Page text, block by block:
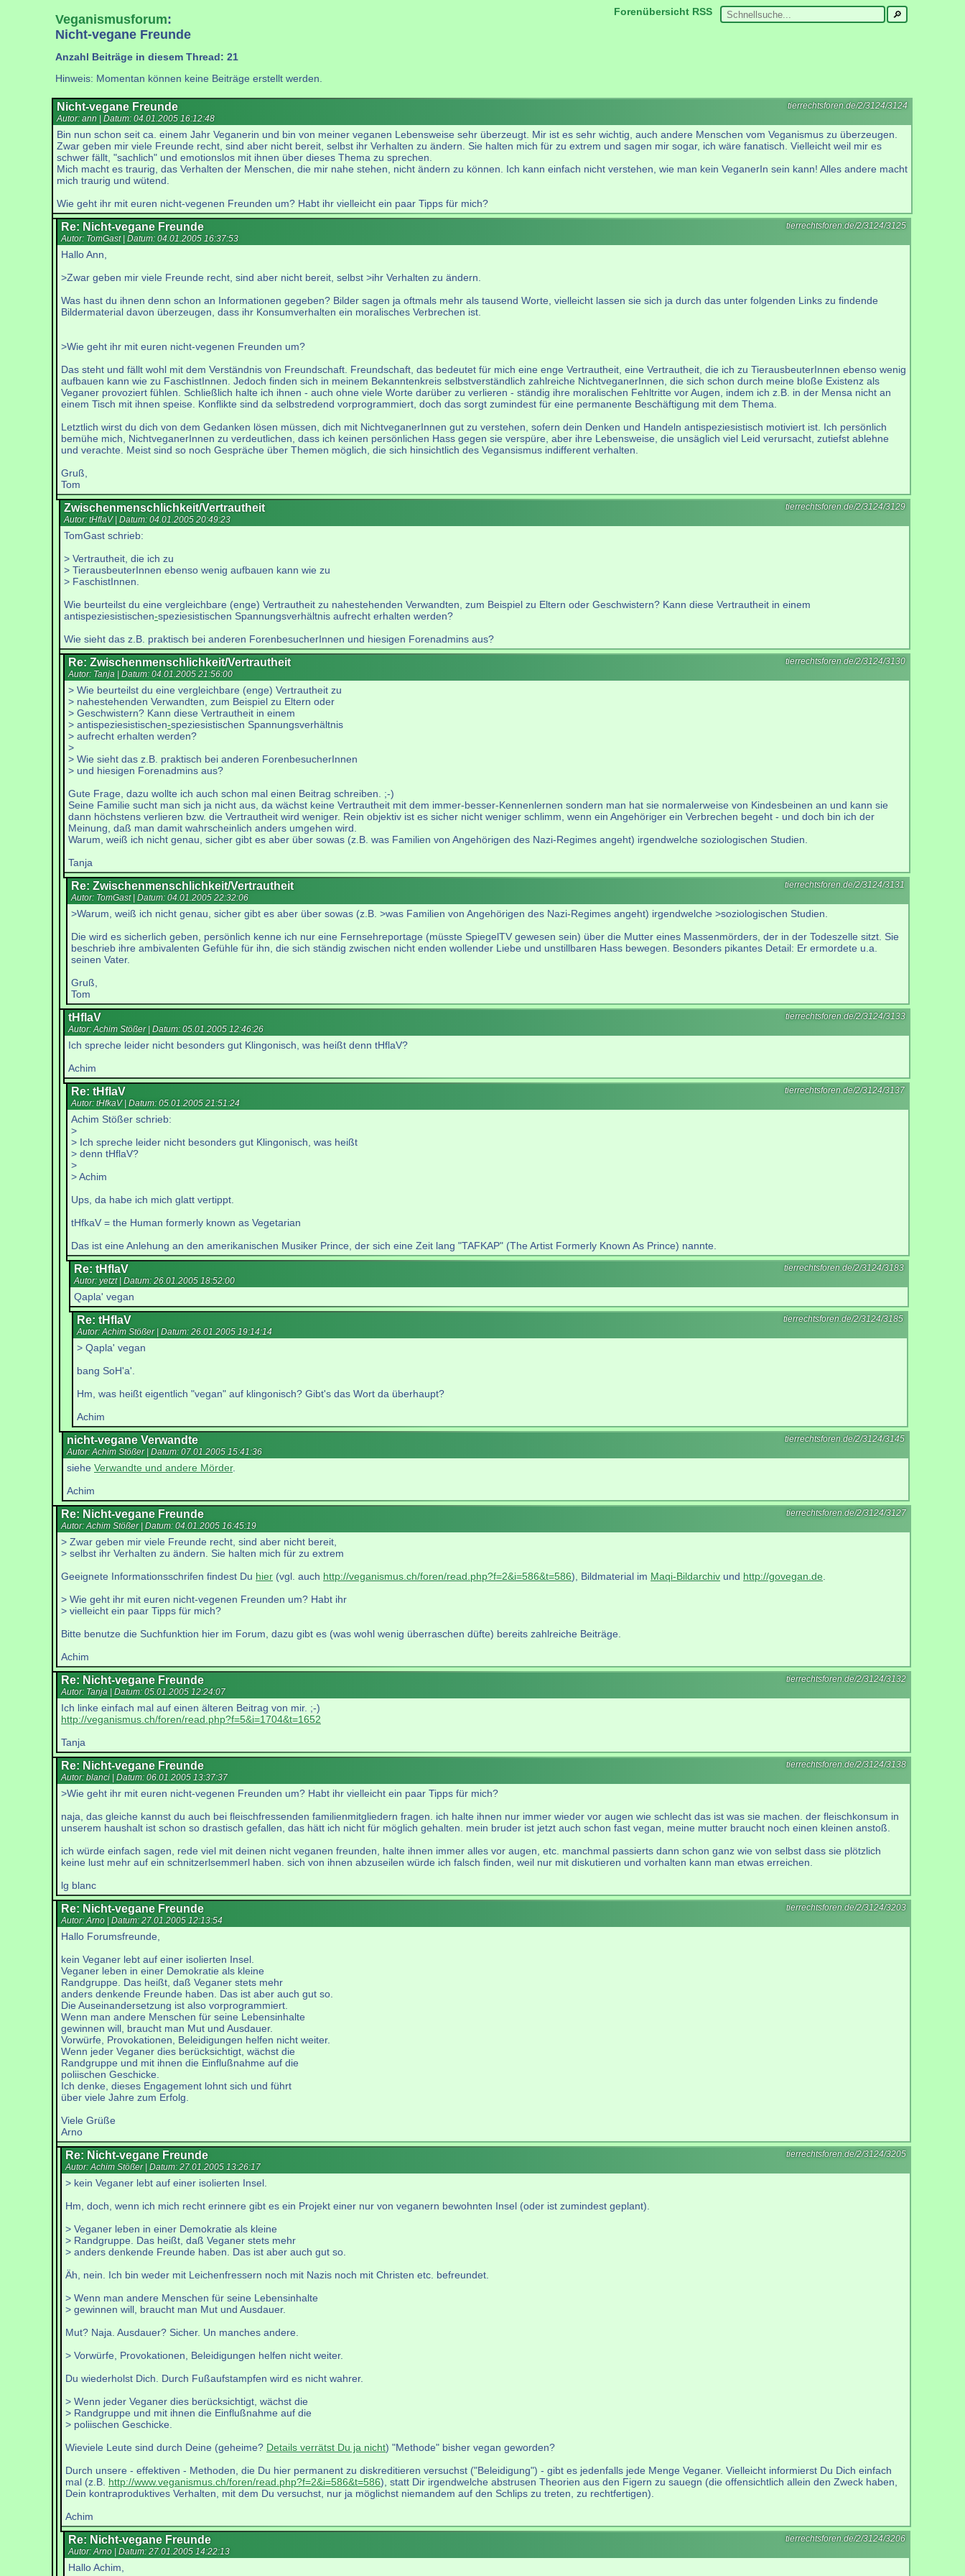
Forenübersicht RSS
Veganismusforum:
Nicht-vegane Freunde
Anzahl Beiträge in diesem Thread: 21
Hinweis: Momentan können keine Beiträge erstellt werden.
tierrechtsforen.de/2/3124/3124
Nicht-vegane Freunde
Autor: ann | Datum: 04.01.2005 16:12:48
Bin nun schon seit ca. einem Jahr Veganerin und bin von meiner veganen Lebensweise sehr überzeugt. Mir ist es sehr wichtig, auch andere Menschen vom Veganismus zu überzeugen.
Zwar geben mir viele Freunde recht, sind aber nicht bereit, selbst ihr Verhalten zu ändern. Sie halten mich für zu extrem und sagen mir sogar, ich wäre fanatisch. Vielleicht weil mir es
schwer fällt, "sachlich" und emotionslos mit ihnen über dieses Thema zu sprechen.
Mich macht es traurig, das Verhalten der Menschen, die mir nahe stehen, nicht ändern zu können. Ich kann einfach nicht verstehen, wie man kein VeganerIn sein kann! Alles andere macht
mich traurig und wütend.
Wie geht ihr mit euren nicht-vegenen Freunden um? Habt ihr vielleicht ein paar Tipps für mich?
tierrechtsforen.de/2/3124/3125
Re: Nicht-vegane Freunde
Autor: TomGast | Datum: 04.01.2005 16:37:53
Hallo Ann,
>Zwar geben mir viele Freunde recht, sind aber nicht bereit, selbst >ihr Verhalten zu ändern.
Was hast du ihnen denn schon an Informationen gegeben? Bilder sagen ja oftmals mehr als tausend Worte, vielleicht lassen sie sich ja durch das unter folgenden Links zu findende
Bildermaterial davon überzeugen, dass ihr Konsumverhalten ein moralisches Verbrechen ist.
>Wie geht ihr mit euren nicht-vegenen Freunden um?
Das steht und fällt wohl mit dem Verständnis von Freundschaft. Freundschaft, das bedeutet für mich eine enge Vertrautheit, eine Vertrautheit, die ich zu TierausbeuterInnen ebenso wenig
aufbauen kann wie zu FaschistInnen. Jedoch finden sich in meinem Bekanntenkreis selbstverständlich zahlreiche NichtveganerInnen, die sich schon durch meine bloße Existenz als
Veganer provoziert fühlen. Schließlich halte ich ihnen - auch ohne viele Worte darüber zu verlieren - ständig ihre moralischen Fehltritte vor Augen, indem ich z.B. in der Mensa nicht an
einem Tisch mit ihnen speise. Konflikte sind da selbstredend vorprogrammiert, doch das sorgt zumindest für eine permanente Beschäftigung mit dem Thema.
Letztlich wirst du dich von dem Gedanken lösen müssen, dich mit NichtveganerInnen gut zu verstehen, sofern dein Denken und Handeln antispeziesistisch motiviert ist. Ich persönlich
bemühe mich, NichtveganerInnen zu verdeutlichen, dass ich keinen persönlichen Hass gegen sie verspüre, aber ihre Lebensweise, die unsäglich viel Leid verursacht, zutiefst ablehne
und verachte. Meist sind so noch Gespräche über Themen möglich, die sich hinsichtlich des Vegansismus indifferent verhalten.
Gruß,
Tom
tierrechtsforen.de/2/3124/3129
Zwischenmenschlichkeit/Vertrautheit
Autor: tHflaV | Datum: 04.01.2005 20:49:23
TomGast schrieb:
> Vertrautheit, die ich zu
> TierausbeuterInnen ebenso wenig aufbauen kann wie zu
> FaschistInnen.
Wie beurteilst du eine vergleichbare (enge) Vertrautheit zu nahestehenden Verwandten, zum Beispiel zu Eltern oder Geschwistern? Kann diese Vertrautheit in einem
antispeziesistischen-speziesistischen Spannungsverhältnis aufrecht erhalten werden?
Wie sieht das z.B. praktisch bei anderen ForenbesucherInnen und hiesigen Forenadmins aus?
tierrechtsforen.de/2/3124/3130
Re: Zwischenmenschlichkeit/Vertrautheit
Autor: Tanja | Datum: 04.01.2005 21:56:00
> Wie beurteilst du eine vergleichbare (enge) Vertrautheit zu
> nahestehenden Verwandten, zum Beispiel zu Eltern oder
> Geschwistern? Kann diese Vertrautheit in einem
> antispeziesistischen-speziesistischen Spannungsverhältnis
> aufrecht erhalten werden?
>
> Wie sieht das z.B. praktisch bei anderen ForenbesucherInnen
> und hiesigen Forenadmins aus?
Gute Frage, dazu wollte ich auch schon mal einen Beitrag schreiben. ;-)
Seine Familie sucht man sich ja nicht aus, da wächst keine Vertrautheit mit dem immer-besser-Kennenlernen sondern man hat sie normalerweise von Kindesbeinen an und kann sie
dann höchstens verlieren bzw. die Vertrautheit wird weniger. Rein objektiv ist es sicher nicht weniger schlimm, wenn ein Angehöriger ein Verbrechen begeht - und doch bin ich der
Meinung, daß man damit wahrscheinlich anders umgehen wird.
Warum, weiß ich nicht genau, sicher gibt es aber über sowas (z.B. was Familien von Angehörigen des Nazi-Regimes angeht) irgendwelche soziologischen Studien.
Tanja
tierrechtsforen.de/2/3124/3131
Re: Zwischenmenschlichkeit/Vertrautheit
Autor: TomGast | Datum: 04.01.2005 22:32:06
>Warum, weiß ich nicht genau, sicher gibt es aber über sowas (z.B. >was Familien von Angehörigen des Nazi-Regimes angeht) irgendwelche >soziologischen Studien.
Die wird es sicherlich geben, persönlich kenne ich nur eine Fernsehreportage (müsste SpiegelTV gewesen sein) über die Mutter eines Massenmörders, der in der Todeszelle sitzt. Sie
beschrieb ihre ambivalenten Gefühle für ihn, die sich ständig zwischen nicht enden wollender Liebe und unstillbaren Hass bewegen. Besonders pikantes Detail: Er ermordete u.a.
seinen Vater.
Gruß,
Tom
tierrechtsforen.de/2/3124/3133
tHflaV
Autor: Achim Stößer | Datum: 05.01.2005 12:46:26
Ich spreche leider nicht besonders gut Klingonisch, was heißt denn tHflaV?
Achim
tierrechtsforen.de/2/3124/3137
Re: tHflaV
Autor: tHfkaV | Datum: 05.01.2005 21:51:24
Achim Stößer schrieb:
>
> Ich spreche leider nicht besonders gut Klingonisch, was heißt
> denn tHflaV?
>
> Achim
Ups, da habe ich mich glatt vertippt.
tHfkaV = the Human formerly known as Vegetarian
Das ist eine Anlehung an den amerikanischen Musiker Prince, der sich eine Zeit lang "TAFKAP" (The Artist Formerly Known As Prince) nannte.
tierrechtsforen.de/2/3124/3183
Re: tHflaV
Autor: yetzt | Datum: 26.01.2005 18:52:00
Qapla' vegan
tierrechtsforen.de/2/3124/3185
Re: tHflaV
Autor: Achim Stößer | Datum: 26.01.2005 19:14:14
> Qapla' vegan
bang SoH'a'.
Hm, was heißt eigentlich "vegan" auf klingonisch? Gibt's das Wort da überhaupt?
Achim
tierrechtsforen.de/2/3124/3145
nicht-vegane Verwandte
Autor: Achim Stößer | Datum: 07.01.2005 15:41:36
siehe Verwandte und andere Mörder.
Achim
tierrechtsforen.de/2/3124/3127
Re: Nicht-vegane Freunde
Autor: Achim Stößer | Datum: 04.01.2005 16:45:19
> Zwar geben mir viele Freunde recht, sind aber nicht bereit,
> selbst ihr Verhalten zu ändern. Sie halten mich für zu extrem
Geeignete Informationsschrifen findest Du hier (vgl. auch http://veganismus.ch/foren/read.php?f=2&i=586&t=586), Bildmaterial im Maqi-Bildarchiv und http://govegan.de
> Wie geht ihr mit euren nicht-vegenen Freunden um? Habt ihr
> vielleicht ein paar Tipps für mich?
Bitte benutze die Suchfunktion hier im Forum, dazu gibt es (was wohl wenig überraschen düfte) bereits zahlreiche Beiträge.
Achim
tierrechtsforen.de/2/3124/3132
Re: Nicht-vegane Freunde
Autor: Tanja | Datum: 05.01.2005 12:24:07
Ich linke einfach mal auf einen älteren Beitrag von mir. ;-)
http://veganismus.ch/foren/read.php?f=5&i=1704&t=1652
Tanja
tierrechtsforen.de/2/3124/3138
Re: Nicht-vegane Freunde
Autor: blanci | Datum: 06.01.2005 13:37:37
>Wie geht ihr mit euren nicht-vegenen Freunden um? Habt ihr vielleicht ein paar Tipps für mich?
naja, das gleiche kannst du auch bei fleischfressenden familienmitgliedern fragen. ich halte ihnen nur immer wieder vor augen wie schlecht das ist was sie machen. der fleischkonsum in
unserem haushalt ist schon so drastisch gefallen, das hätt ich nicht für möglich gehalten. mein bruder ist jetzt auch schon fast vegan, meine mutter braucht noch einen kleinen anstoß.
ich würde einfach sagen, rede viel mit deinen nicht veganen freunden, halte ihnen immer alles vor augen, etc. manchmal passierts dann schon ganz wie von selbst dass sie plötzlich
keine lust mehr auf ein schnitzerlsemmerl haben. sich von ihnen abzuseilen würde ich falsch finden, weil nur mit diskutieren und vorhalten kann man etwas erreichen.
lg blanc
tierrechtsforen.de/2/3124/3203
Re: Nicht-vegane Freunde
Autor: Arno | Datum: 27.01.2005 12:13:54
Hallo Forumsfreunde,
kein Veganer lebt auf einer isolierten Insel.
Veganer leben in einer Demokratie als kleine
Randgruppe. Das heißt, daß Veganer stets mehr
anders denkende Freunde haben. Das ist aber auch gut so.
Die Auseinandersetzung ist also vorprogrammiert.
Wenn man andere Menschen für seine Lebensinhalte
gewinnen will, braucht man Mut und Ausdauer.
Vorwürfe, Provokationen, Beleidigungen helfen nicht weiter.
Wenn jeder Veganer dies berücksichtigt, wächst die
Randgruppe und mit ihnen die Einflußnahme auf die
poliischen Geschicke.
Ich denke, dieses Engagement lohnt sich und führt
über viele Jahre zum Erfolg.
Viele Grüße
Arno
tierrechtsforen.de/2/3124/3205
Re: Nicht-vegane Freunde
Autor: Achim Stößer | Datum: 27.01.2005 13:26:17
> kein Veganer lebt auf einer isolierten Insel.
Hm, doch, wenn ich mich recht erinnere gibt es ein Projekt einer nur von veganern bewohnten Insel (oder ist zumindest geplant).
> Veganer leben in einer Demokratie als kleine
> Randgruppe. Das heißt, daß Veganer stets mehr
> anders denkende Freunde haben. Das ist aber auch gut so.
Äh, nein. Ich bin weder mit Leichenfressern noch mit Nazis noch mit Christen etc. befreundet.
> Wenn man andere Menschen für seine Lebensinhalte
> gewinnen will, braucht man Mut und Ausdauer.
Mut? Naja. Ausdauer? Sicher. Un manches andere.
> Vorwürfe, Provokationen, Beleidigungen helfen nicht weiter.
Du wiederholst Dich. Durch Fußaufstampfen wird es nicht wahrer.
> Wenn jeder Veganer dies berücksichtigt, wächst die
> Randgruppe und mit ihnen die Einflußnahme auf die
> poliischen Geschicke.
Wieviele Leute sind durch Deine (geheime? Details verrätst Du ja nicht) "Methode" bisher vegan geworden?
Durch unsere - effektiven - Methoden, die Du hier permanent zu diskreditieren versuchst ("Beleidigung") - gibt es jedenfalls jede Menge Veganer. Vielleicht informierst Du Dich einfach
mal (z.B. http://www.veganismus.ch/foren/read.php?f=2&i=586&t=586), statt Dir irgendwelche abstrusen Theorien aus den Figern zu sauegn (die offensichtlich allein den Zweck haben,
Dein kontraproduktives Verhalten, mit dem Du versuchst, nur ja möglichst niemandem auf den Schlips zu treten, zu rechtfertigen).
Achim
tierrechtsforen.de/2/3124/3206
Re: Nicht-vegane Freunde
Autor: Arno | Datum: 27.01.2005 14:22:13
Hallo Achim,